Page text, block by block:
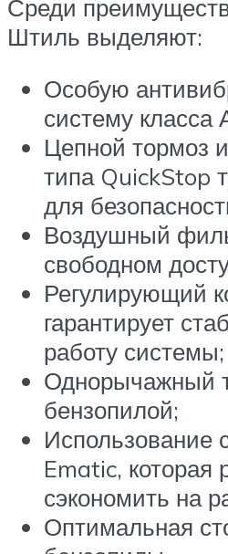
Среди
Штиль выделяют:
Особую
систему класса
Цепной тормоз
типа QuickStop
для
Воздушный
свободном
Регулирующий
гарантирует
работу системы;
Однорычажный
бензопилой;
Использование
Ematic, которая
сэкономить на
Оптимальная